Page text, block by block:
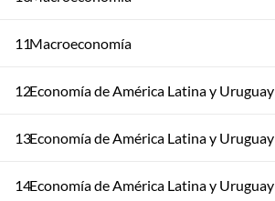
11Macroeconomía
12Economía de América Latina y Uruguay
13Economía de América Latina y Uruguay
14Economía de América Latina y Uruguay